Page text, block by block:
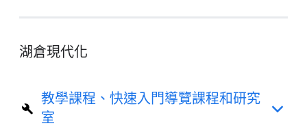
湖倉現代化
教學課程、快速入門導覽課程和研究
室